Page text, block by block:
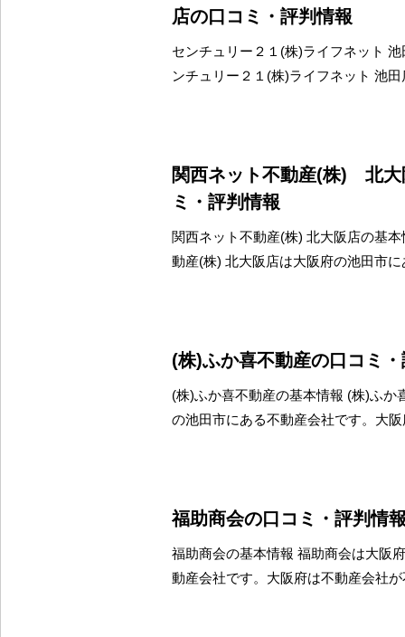
店の口コミ・評判情報
センチュリー２１(株)ライフネット
ンチュリー２１(株)ライフネット 池田
関西ネット不動産(株) 北大
ミ・評判情報
関西ネット不動産(株) 北大阪店の基
動産(株) 北大阪店は大阪府の池田市に
(株)ふか喜不動産の口コミ
(株)ふか喜不動産の基本情報 (株)ふか
の池田市にある不動産会社です。大
福助商会の口コミ・評判情
福助商会の基本情報 福助商会は大阪
動産会社です。大阪府は不動産会社